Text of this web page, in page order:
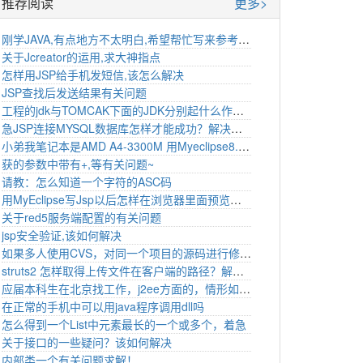
刚学JAVA,有点地方不太明白,希望帮忙写来参考下!多谢
关于Jcreator的运用,求大神指点
怎样用JSP给手机发短信,该怎么解决
JSP查找后发送结果有关问题
工程的jdk与TOMCAK下面的JDK分别起什么作用解决方法
急JSP连接MYSQL数据库怎样才能成功？解决思路
小弟我笔记本是AMD A4-3300M 用Myeclipse8.5总是很卡 而且小弟我已经优化过了
获的参数中带有+,等有关问题~
请教：怎么知道一个字符的ASC码
用MyEclipse写Jsp以后怎样在浏览器里面预览？解决思路
关于red5服务端配置的有关问题
jsp安全验证,该如何解决
如果多人使用CVS，对同一个项目的源码进行修改，这时如果避免每个人的工作成果没有被别人破坏？该如何处理
struts2 怎样取得上传文件在客户端的路径？解决方法
应届本科生在北京找工作，j2ee方面的，情形如何样，越详细越好，尤其是工资，下海和北京相比较哪
在正常的手机中可以用java程序调用dll吗
怎么得到一个List中元素最长的一个或多个，着急
关于接口的一些疑问？该如何解决
内部类一个有关问题求解！